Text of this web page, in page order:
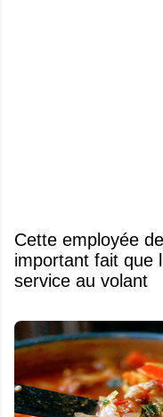
Cette employée
important fait que
service au volant